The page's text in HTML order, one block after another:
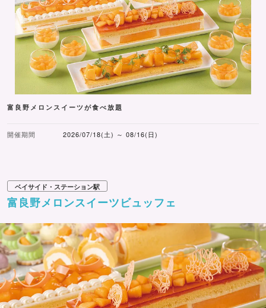
す。
【期間】8月4日(月)～8月8日(金)
【時間】17:00～21:00（最終入場20：00）
【場所】プール「Grand Bleu」屋外芝生エリア、1階宴会
場「ZAZZY」 ※荒天時、1階宴会場「ZAZZY」のみで開催
【料金】宿泊者 大人6,000円／一般 大人7,500円
※表記料金には、プール利用料+夏の夜まつりチケット300
※3歳以下入場無料
※夏の夜まつりのみご利用のお客様は、大人3,000円／4～
12歳 1,500円のチケット購入で参加できます。
【予約・お問い合わせ】 047-711-2395（プール受付／営業
時間内）
富良野メロンスイーツが食べ放題
開催期間 2026/07/18(土) ～ 08/16(日)
ベイサイド・ステーション駅
富良野メロンスイーツビュッフェ